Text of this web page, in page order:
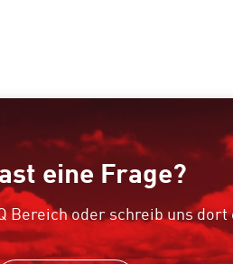
eine Frage?
Bereich oder schreib uns